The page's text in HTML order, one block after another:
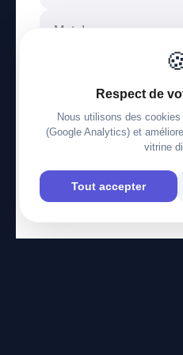
Mot de
Se connecter
Créer ma vitrine
© 2026 mobi.contact
Respect de
Nous utilisons des
(Google Analytics) et
vitrine
Tout accepter